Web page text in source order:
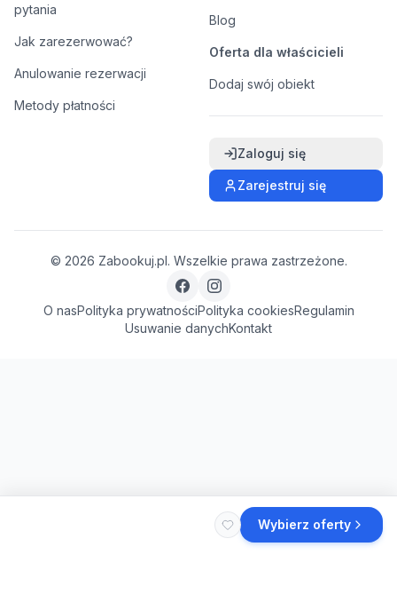
Wybierz oferty
pytania
Jak zarezerwować?
Anulowanie rezerwacji
Metody płatności
Blog
Oferta dla właścicieli
Dodaj swój obiekt
Zaloguj się
Zarejestruj się
© 2026 Zabookuj.pl. Wszelkie prawa zastrzeżone.
O nasPolityka prywatnościPolityka cookiesRegulamin
Usuwanie danychKontakt